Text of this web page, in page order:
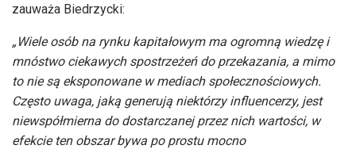
zauważa Biedrzycki:
„Wiele osób na rynku kapitałowym ma ogromną wiedzę i
mnóstwo ciekawych spostrzeżeń do przekazania, a mimo
to nie są eksponowane w mediach społecznościowych.
Często uwaga, jaką generują niektórzy influencerzy, jest
niewspółmierna do dostarczanej przez nich wartości, w
efekcie ten obszar bywa po prostu mocno